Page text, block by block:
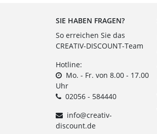
SIE HABEN FRAGEN?
So erreichen Sie das
CREATIV-DISCOUNT-Team
Hotline:
Mo. - Fr. von 8.00 - 17.00
Uhr
02056 - 584440
info@creativ-
discount.de